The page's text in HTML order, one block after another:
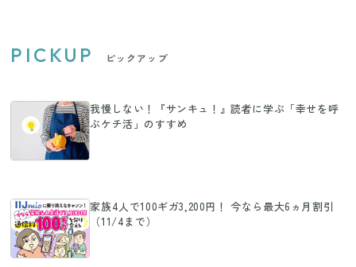
PICKUP ピックアップ
我慢しない！『サンキュ！』読者に学ぶ「幸せを呼
ぶケチ活」のすすめ
家族4人で100ギガ3,200円！ 今なら最大6ヵ月割引
（11/4まで）